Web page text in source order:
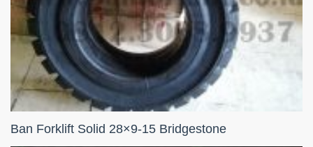
Ban Forklift Solid 28×9-15 Bridgestone